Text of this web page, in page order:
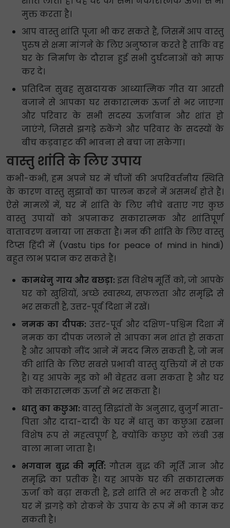
मुक्त करता है।
आप वास्तु शांति पूजा भी कर सकते हैं, जिसमें आप वास्तु
पुरुष से क्षमा मांगने के लिए अनुष्ठान करते हैं ताकि वह
घर के निर्माण के दौरान हुई सभी दुर्घटनाओं को माफ
कर दे।
प्रतिदिन सुबह सुखदायक आध्यात्मिक गीत या आरती
बजाने से आपका घर सकारात्मक ऊर्जा से भर जाएगा
और परिवार के सभी सदस्य ऊर्जावान और शांत हो
जाएंगे, जिससे झगड़े रुकेंगे और परिवार के सदस्यों के
बीच कड़वाहट की भावना से बचा जा सकेगा।
वास्तु शांति के लिए उपाय
कभी-कभी, हम अपने घर में चीजों की अपरिवर्तनीय स्थिति
के कारण वास्तु सुझावों का पालन करने में असमर्थ होते हैं।
ऐसे मामलों में, घर में शांति के लिए नीचे बताए गए कुछ
वास्तु उपायों को अपनाकर सकारात्मक और शांतिपूर्ण
वातावरण बनाया जा सकता है। मन की शांति के लिए वास्तु
टिप्स हिंदी में (Vastu tips for peace of mind in hindi)
बहुत लाभ प्रदान कर सकते हैं।
कामधेनु गाय और बछड़ा: इस विशेष मूर्ति को, जो आपके
घर को खुशियों, अच्छे स्वास्थ्य, सफलता और समृद्धि से
भर सकती है, उत्तर-पूर्व दिशा में रखें।
नमक का दीपक: उत्तर-पूर्व और दक्षिण-पश्चिम दिशा में
नमक का दीपक जलाने से आपका मन शांत हो सकता
है और आपको नींद आने में मदद मिल सकती है, जो मन
की शांति के लिए सबसे प्रभावी वास्तु युक्तियों में से एक
है। यह आपके मूड को भी बेहतर बना सकता है और घर
को सकारात्मक ऊर्जा से भर सकता है।
धातु का कछुआ: वास्तु सिद्धांतों के अनुसार, बुजुर्ग माता-
पिता और दादा-दादी के घर में धातु का कछुआ रखना
विशेष रूप से महत्वपूर्ण है, क्योंकि कछुए को लंबी उम्र
वाला माना जाता है।
भगवान बुद्ध की मूर्ति: गौतम बुद्ध की मूर्ति ज्ञान और
समृद्धि का प्रतीक है। यह आपके घर की सकारात्मक
ऊर्जा को बढ़ा सकती है, इसे शांति से भर सकती है और
घर में झगड़े को रोकने के उपाय के रूप में भी काम कर
सकती है।